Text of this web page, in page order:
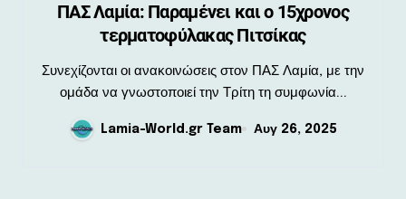
ΠΑΣ Λαμία: Παραμένει και ο 15χρονος
τερματοφύλακας Πιτσίκας
Συνεχίζονται οι ανακοινώσεις στον ΠΑΣ Λαμία, με την
ομάδα να γνωστοποιεί την Τρίτη τη συμφωνία...
Lamia-World.gr Team Αυγ 26, 2025